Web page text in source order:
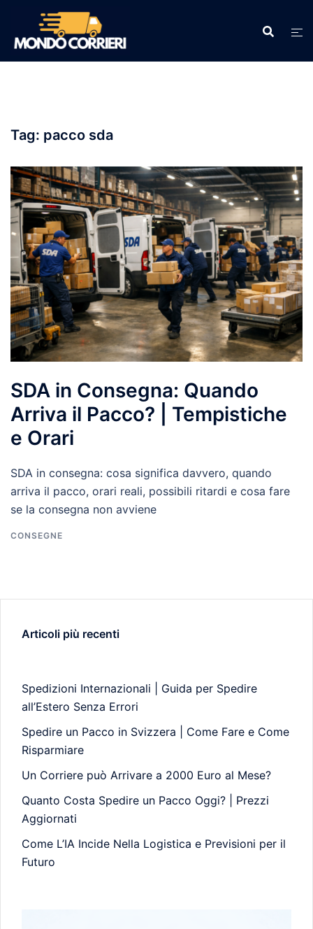
contenuto
Tag: pacco sda
SDA in Consegna: Quando
Arriva il Pacco? | Tempistiche
e Orari
SDA in consegna: cosa significa davvero, quando
arriva il pacco, orari reali, possibili ritardi e cosa fare
se la consegna non avviene
CONSEGNE
Articoli più recenti
Spedizioni Internazionali | Guida per Spedire
all’Estero Senza Errori
Spedire un Pacco in Svizzera | Come Fare e Come
Risparmiare
Un Corriere può Arrivare a 2000 Euro al Mese?
Quanto Costa Spedire un Pacco Oggi? | Prezzi
Aggiornati
Come L’IA Incide Nella Logistica e Previsioni per il
Futuro